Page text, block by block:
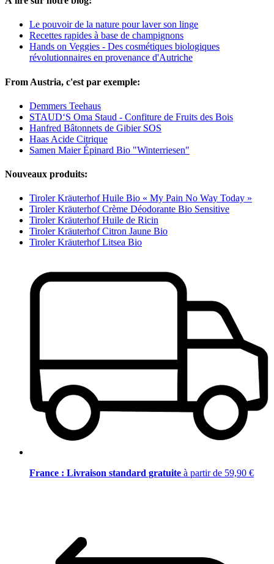
Le pouvoir de la nature pour laver son linge
Recettes rapides à base de champignons
Hands on Veggies - Des cosmétiques biologiques
révolutionnaires en provenance d'Autriche
From Austria, c'est par exemple:
Demmers Teehaus
STAUD‘S Oma Staud - Confiture de Fruits des Bois
Hanfred Bâtonnets de Gibier SOS
Haas Acide Citrique
Samen Maier Épinard Bio "Winterriesen"
Nouveaux produits:
Tiroler Kräuterhof Huile Bio « My Pain No Way Today »
Tiroler Kräuterhof Crème Déodorante Bio Sensitive
Tiroler Kräuterhof Huile de Ricin
Tiroler Kräuterhof Citron Jaune Bio
Tiroler Kräuterhof Litsea Bio
France : Livraison standard gratuite à partir de 59,90 €